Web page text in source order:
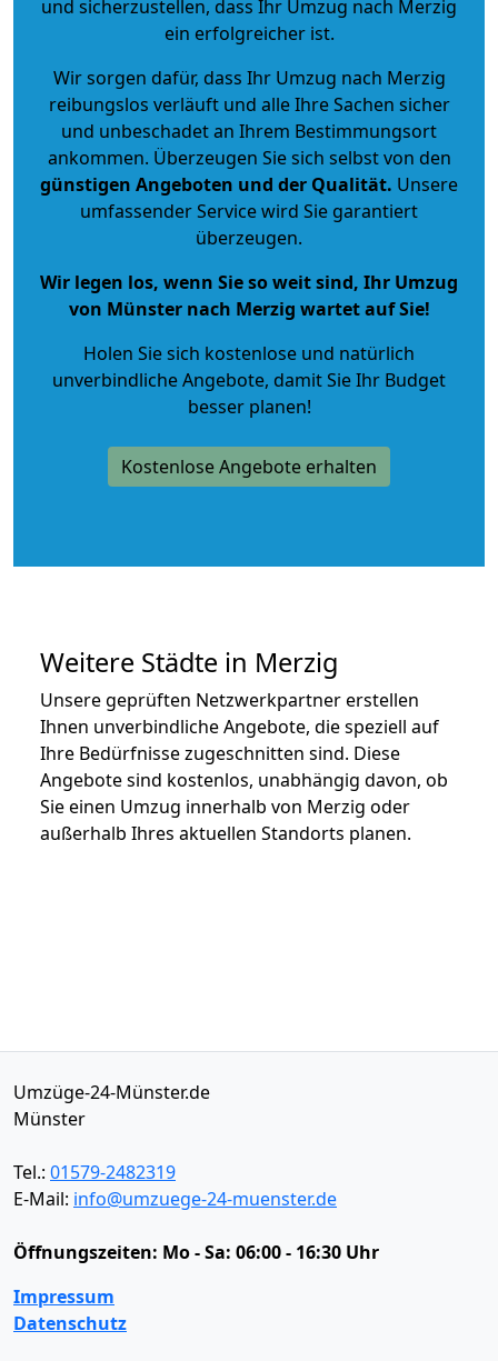
und sicherzustellen, dass Ihr Umzug nach Merzig
ein erfolgreicher ist.
Wir sorgen dafür, dass Ihr Umzug nach Merzig
reibungslos verläuft und alle Ihre Sachen sicher
und unbeschadet an Ihrem Bestimmungsort
ankommen. Überzeugen Sie sich selbst von den
günstigen Angeboten und der Qualität. Unsere
umfassender Service wird Sie garantiert
überzeugen.
Wir legen los, wenn Sie so weit sind, Ihr Umzug
von Münster nach Merzig wartet auf Sie!
Holen Sie sich kostenlose und natürlich
unverbindliche Angebote, damit Sie Ihr Budget
besser planen!
Kostenlose Angebote erhalten
Weitere Städte in Merzig
Unsere geprüften Netzwerkpartner erstellen
Ihnen unverbindliche Angebote, die speziell auf
Ihre Bedürfnisse zugeschnitten sind. Diese
Angebote sind kostenlos, unabhängig davon, ob
Sie einen Umzug innerhalb von Merzig oder
außerhalb Ihres aktuellen Standorts planen.
Umzüge-24-Münster.de
Münster
Tel.: 01579-2482319
E-Mail: info@umzuege-24-muenster.de
Öffnungszeiten: Mo - Sa: 06:00 - 16:30 Uhr
Impressum
Datenschutz